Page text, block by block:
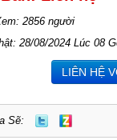
2856 người
28/08/2024 Lúc 08
LIÊN HỆ
Sẽ: